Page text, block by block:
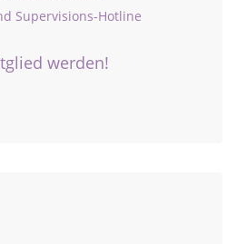
Supervisions-Hotline
werden!